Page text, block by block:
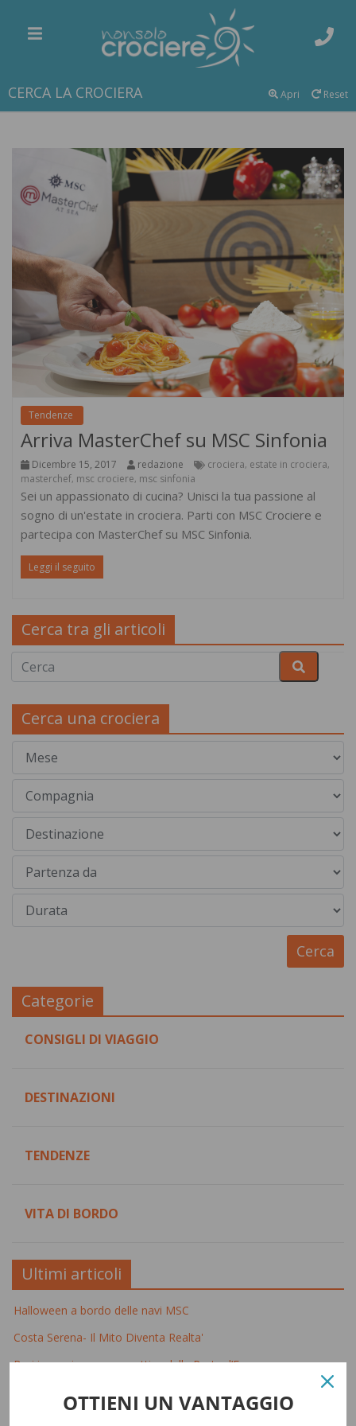
CERCA LA CROCIERA Reset
Apri
Tendenze
Arriva MasterChef su MSC Sinfonia
Dicembre 15, 2017 redazione crociera, estate in crociera,
masterchef, msc crociere, msc sinfonia
Sei un appassionato di cucina? Unisci la tua passione al
sogno di un'estate in crociera. Parti con MSC Crociere e
partecipa con MasterChef su MSC Sinfonia.
Leggi il seguito
Cerca tra gli articoli
Cerca una crociera
Categorie
CONSIGLI DI VIAGGIO
DESTINAZIONI
TENDENZE
VITA DI BORDO
Ultimi articoli
Halloween a bordo delle navi MSC
Costa Serena- Il Mito Diventa Realta'
Bari in un giorno, prospettive dalla Porta d’Europa
OTTIENI UN VANTAGGIO